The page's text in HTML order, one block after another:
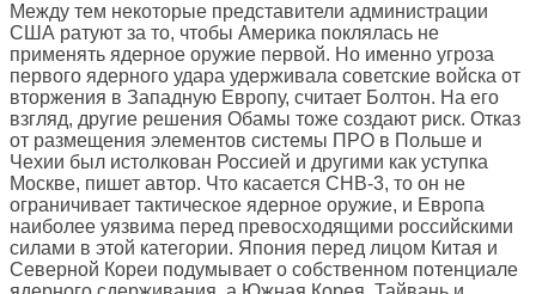
Между тем некоторые представители администрации
США ратуют за то, чтобы Америка поклялась не
применять ядерное оружие первой. Но именно угроза
первого ядерного удара удерживала советские войска от
вторжения в Западную Европу, считает Болтон. На его
взгляд, другие решения Обамы тоже создают риск. Отказ
от размещения элементов системы ПРО в Польше и
Чехии был истолкован Россией и другими как уступка
Москве, пишет автор. Что касается СНВ-3, то он не
ограничивает тактическое ядерное оружие, и Европа
наиболее уязвима перед превосходящими российскими
силами в этой категории. Япония перед лицом Китая и
Северной Кореи подумывает о собственном потенциале